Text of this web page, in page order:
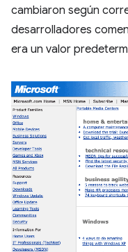
cambiaron según
desarrolladores
era un valor